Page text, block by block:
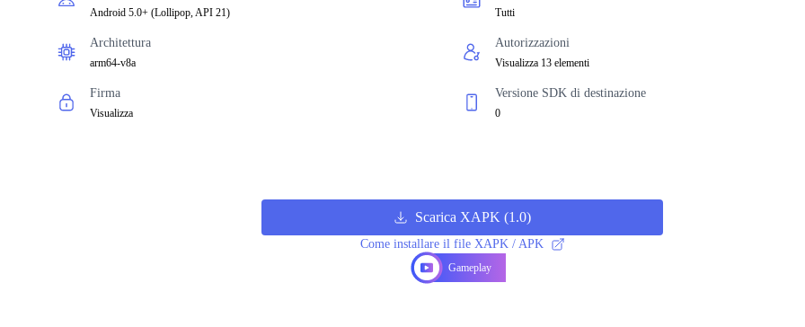
Android 5.0+ (Lollipop, API 21) Tutti
Architettura
arm64-v8a
Autorizzazioni
Visualizza 13 elementi
Firma
Visualizza
Versione SDK di destinazione
0
Scarica XAPK (1.0)
Come installare il file XAPK / APK
Gameplay